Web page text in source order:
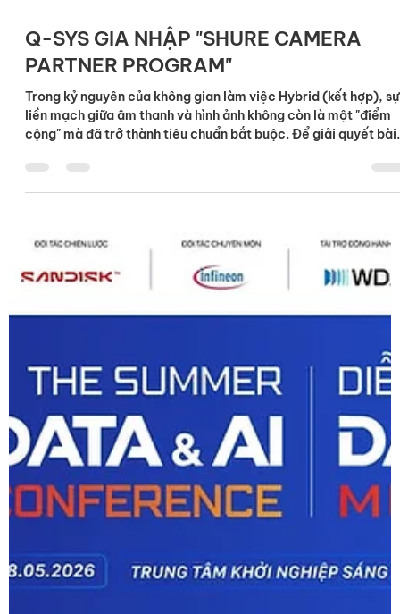
3 thg 6
Q-SYS GIA NHẬP "SHURE CAMERA
PARTNER PROGRAM"
liền mạch giữa âm thanh và hình ảnh không còn là một "điểm
cộng" mà đã trở thành tiêu chuẩn bắt buộc. Để giải quyết bài
toán phức tạp về việc đồng bộ hóa dữ liệu giọng nói và góc
Chương trình Đối tác Camera của Shure (Shure Camera
giữa hai "ông lớn" trong ngành Pro-AV mang lại những giá trị
thực tiễn n